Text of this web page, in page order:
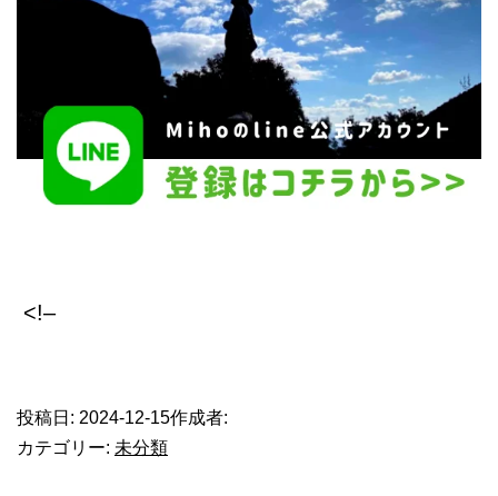
<!–
投稿日: 2024-12-15作成者:
カテゴリー: 未分類